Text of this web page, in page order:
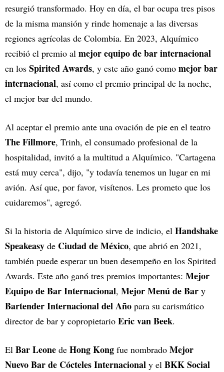
resurgió transformado. Hoy en día, el bar ocupa tres pisos
de la misma mansión y rinde homenaje a las diversas
regiones agrícolas de Colombia. En 2023, Alquímico
recibió el premio al mejor equipo de bar internacional
en los Spirited Awards, y este año ganó como mejor bar
internacional, así como el premio principal de la noche,
el mejor bar del mundo.
Al aceptar el premio ante una ovación de pie en el teatro
The Fillmore, Trinh, el consumado profesional de la
hospitalidad, invitó a la multitud a Alquímico. "Cartagena
está muy cerca", dijo, "y todavía tenemos un lugar en mi
avión. Así que, por favor, visítenos. Les prometo que los
cuidaremos", agregó.
Si la historia de Alquímico sirve de indicio, el Handshake
Speakeasy de Ciudad de México, que abrió en 2021,
también puede esperar un buen desempeño en los Spirited
Awards. Este año ganó tres premios importantes: Mejor
Equipo de Bar Internacional, Mejor Menú de Bar y
Bartender Internacional del Año para su carismático
director de bar y copropietario Eric van Beek.
El Bar Leone de Hong Kong fue nombrado Mejor
Nuevo Bar de Cócteles Internacional y el BKK Social